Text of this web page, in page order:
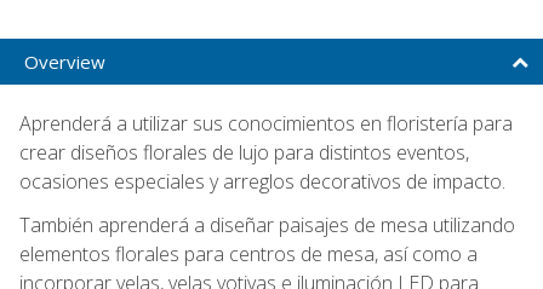
Overview
Aprenderá a utilizar sus conocimientos en floristería para
crear diseños florales de lujo para distintos eventos,
ocasiones especiales y arreglos decorativos de impacto.
También aprenderá a diseñar paisajes de mesa utilizando
elementos florales para centros de mesa, así como a
incorporar velas, velas votivas e iluminación LED para